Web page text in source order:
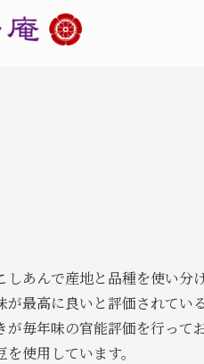
しあんで産地と品種を使い分
が最高に良いと評価されてい
毎年味の官能評価を行って
使用しています。